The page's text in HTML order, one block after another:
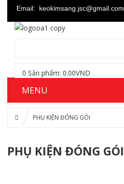
Email: keokimsang.jsc@gmail.com
0 Sản phẩm: 0.00VND
MENU
PHỤ KIỆN ĐÓNG GÓI
PHỤ KIỆN ĐÓNG GÓI